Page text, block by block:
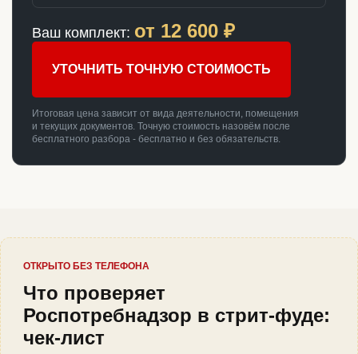
Ваш комплект: от 12 600 ₽
УТОЧНИТЬ ТОЧНУЮ СТОИМОСТЬ
Итоговая цена зависит от вида деятельности, помещения
и текущих документов. Точную стоимость назовём после
бесплатного разбора - бесплатно и без обязательств.
ОТКРЫТО БЕЗ ТЕЛЕФОНА
Что проверяет
Роспотребнадзор в стрит-фуде:
чек-лист